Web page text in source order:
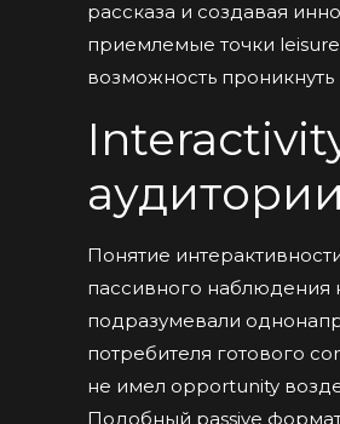
рассказа и создавая
приемлемые точки
возможность проникнуть
аудитории
Понятие
пассивного наблюдения
подразумевали
потребителя готового
не имел opportunity
Подобный passive